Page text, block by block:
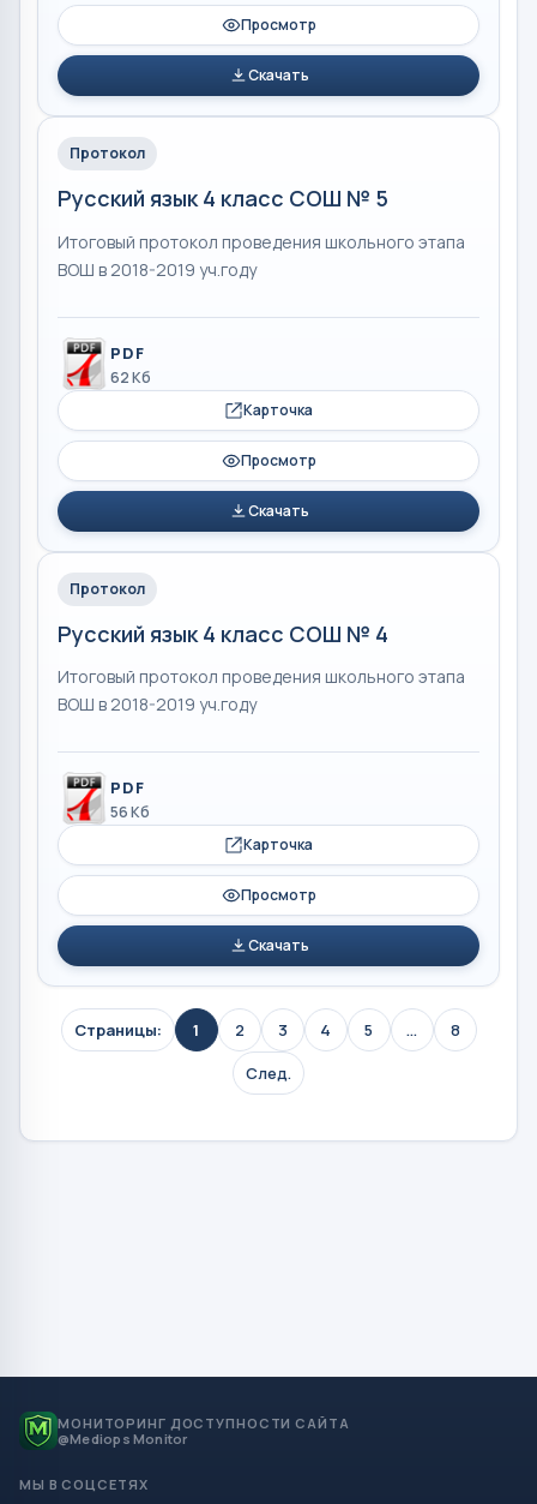
Просмотр
Скачать
Протокол
Русский язык 4 класс СОШ № 5
Итоговый протокол проведения школьного этапа
ВОШ в 2018-2019 уч.году
PDF
62 Кб
Карточка
Просмотр
Скачать
Протокол
Русский язык 4 класс СОШ № 4
Итоговый протокол проведения школьного этапа
ВОШ в 2018-2019 уч.году
PDF
56 Кб
Карточка
Просмотр
Скачать
Страницы: 1 2 3 4 5 ...
8
След.
МОНИТОРИНГ ДОСТУПНОСТИ САЙТА
@Mediops Monitor
МЫ В СОЦСЕТЯХ